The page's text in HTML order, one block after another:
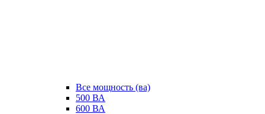
Все мощность (ва)
500 ВА
600 ВА